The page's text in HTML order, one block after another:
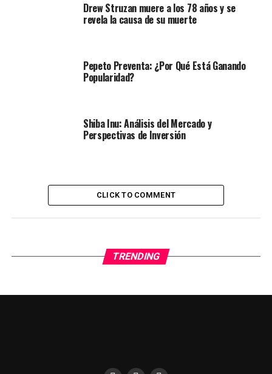
Drew Struzan muere a los 78 años y se
revela la causa de su muerte
Pepeto Preventa: ¿Por Qué Está Ganando
Popularidad?
Shiba Inu: Análisis del Mercado y
Perspectivas de Inversión
CLICK TO COMMENT
TRENDING